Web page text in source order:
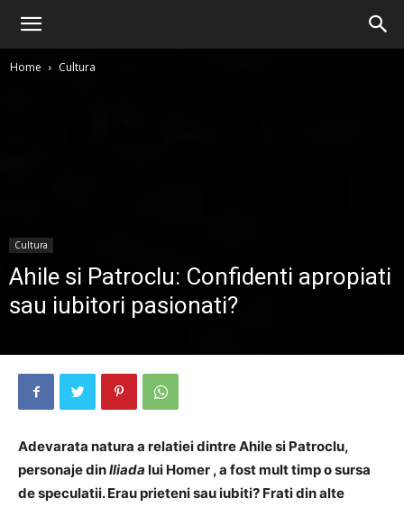
Home Cultura
Cultura
Ahile si Patroclu: Confidenti apropiati
sau iubitori pasionati?
Adevarata natura a relatiei dintre Ahile si Patroclu,
personaje dinIliada lui Homer , a fost mult timp o sursa
de speculatii. Erau prieteni sau iubiti? Frati din alte